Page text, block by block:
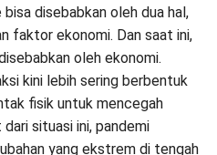
disebabkan oleh dua hal,
faktor ekonomi. Dan saat ini,
oleh ekonomi.
kini lebih sering berbentuk
fisik untuk mencegah
situasi ini, pandemi
yang ekstrem di tengah